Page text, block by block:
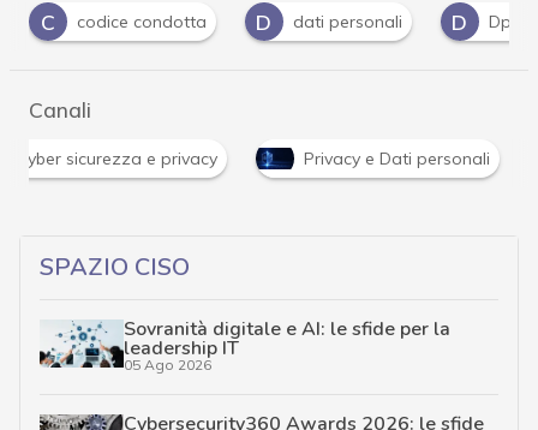
D dati personali D Dpo E EDPB F
Canali
News, attualità e analisi Cyber sicurezza e privacy
SPAZIO CISO
Sovranità digitale e AI: le sfide per la
leadership IT
05 Ago 2026
Cybersecurity360 Awards 2026: le sfide